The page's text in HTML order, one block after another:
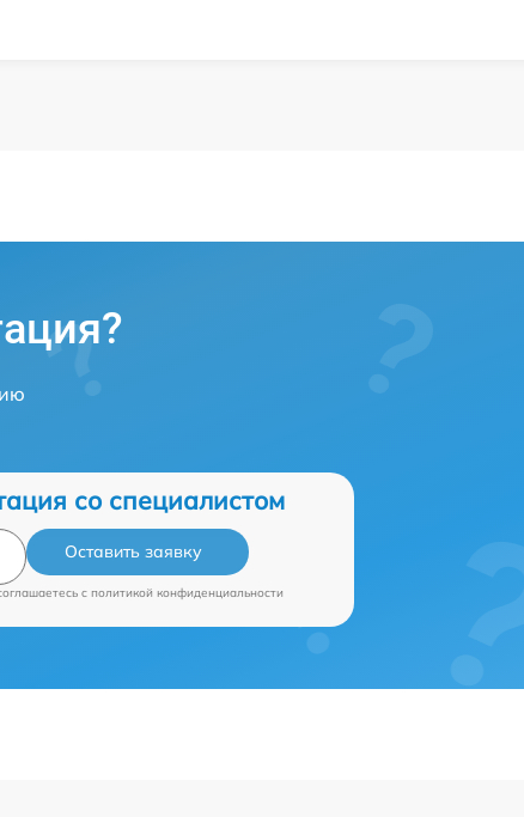
со специалистом
Оставить заявку
c политикой конфиденциальности